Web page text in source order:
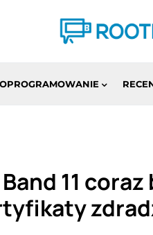
OPROGRAMOWANIE
11